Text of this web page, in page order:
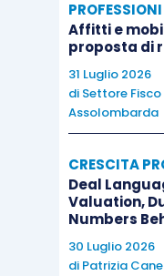
PROFESSIONI
Affitti e
proposta di
31 Luglio 2026
di Settore
Assolombarda
CRESCITA
Deal
Valuation,
Numbers
30 Luglio 2026
di Patrizia